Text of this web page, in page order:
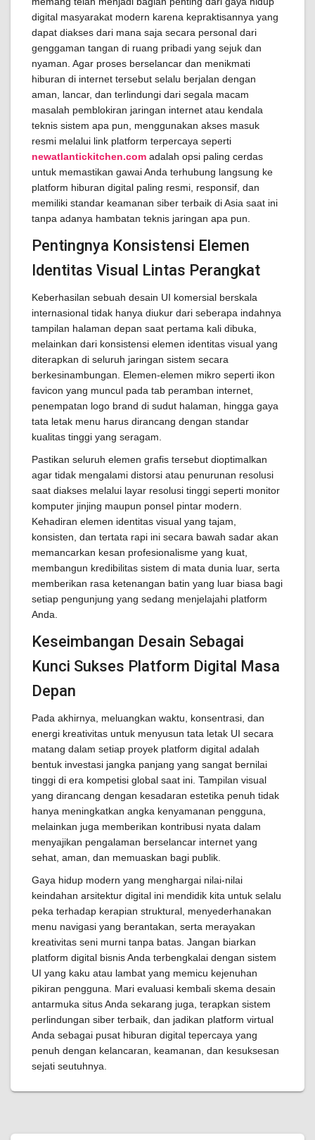
digital masyarakat modern karena kepraktisannya yang
dapat diakses dari mana saja secara personal dari
genggaman tangan di ruang pribadi yang sejuk dan
nyaman. Agar proses berselancar dan menikmati
hiburan di internet tersebut selalu berjalan dengan
aman, lancar, dan terlindungi dari segala macam
masalah pemblokiran jaringan internet atau kendala
teknis sistem apa pun, menggunakan akses masuk
resmi melalui link platform terpercaya seperti
newatlantickitchen.com adalah opsi paling cerdas
untuk memastikan gawai Anda terhubung langsung ke
platform hiburan digital paling resmi, responsif, dan
memiliki standar keamanan siber terbaik di Asia saat ini
tanpa adanya hambatan teknis jaringan apa pun.
Pentingnya Konsistensi Elemen
Identitas Visual Lintas Perangkat
Keberhasilan sebuah desain UI komersial berskala
internasional tidak hanya diukur dari seberapa indahnya
tampilan halaman depan saat pertama kali dibuka,
melainkan dari konsistensi elemen identitas visual yang
diterapkan di seluruh jaringan sistem secara
berkesinambungan. Elemen-elemen mikro seperti ikon
favicon yang muncul pada tab peramban internet,
penempatan logo brand di sudut halaman, hingga gaya
tata letak menu harus dirancang dengan standar
kualitas tinggi yang seragam.
Pastikan seluruh elemen grafis tersebut dioptimalkan
agar tidak mengalami distorsi atau penurunan resolusi
saat diakses melalui layar resolusi tinggi seperti monitor
komputer jinjing maupun ponsel pintar modern.
Kehadiran elemen identitas visual yang tajam,
konsisten, dan tertata rapi ini secara bawah sadar akan
memancarkan kesan profesionalisme yang kuat,
membangun kredibilitas sistem di mata dunia luar, serta
memberikan rasa ketenangan batin yang luar biasa bagi
setiap pengunjung yang sedang menjelajahi platform
Anda.
Keseimbangan Desain Sebagai
Kunci Sukses Platform Digital Masa
Depan
Pada akhirnya, meluangkan waktu, konsentrasi, dan
energi kreativitas untuk menyusun tata letak UI secara
matang dalam setiap proyek platform digital adalah
bentuk investasi jangka panjang yang sangat bernilai
tinggi di era kompetisi global saat ini. Tampilan visual
yang dirancang dengan kesadaran estetika penuh tidak
hanya meningkatkan angka kenyamanan pengguna,
melainkan juga memberikan kontribusi nyata dalam
menyajikan pengalaman berselancar internet yang
sehat, aman, dan memuaskan bagi publik.
Gaya hidup modern yang menghargai nilai-nilai
keindahan arsitektur digital ini mendidik kita untuk selalu
peka terhadap kerapian struktural, menyederhanakan
menu navigasi yang berantakan, serta merayakan
kreativitas seni murni tanpa batas. Jangan biarkan
platform digital bisnis Anda terbengkalai dengan sistem
UI yang kaku atau lambat yang memicu kejenuhan
pikiran pengguna. Mari evaluasi kembali skema desain
antarmuka situs Anda sekarang juga, terapkan sistem
perlindungan siber terbaik, dan jadikan platform virtual
Anda sebagai pusat hiburan digital tepercaya yang
penuh dengan kelancaran, keamanan, dan kesuksesan
sejati seutuhnya.